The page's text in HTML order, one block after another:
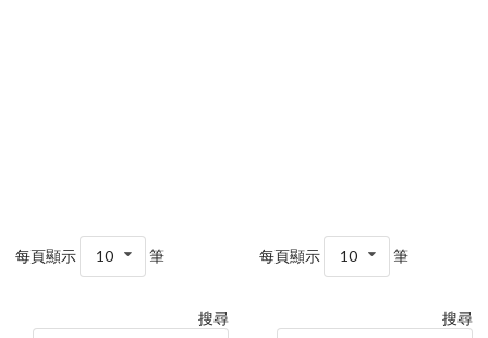
每頁顯示 10 筆
搜尋
每頁顯示 10 筆
搜尋